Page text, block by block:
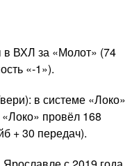
ВХЛ за «Молот» (74
«-1»).
в системе «Локо»
провёл 168
+ 30 передач).